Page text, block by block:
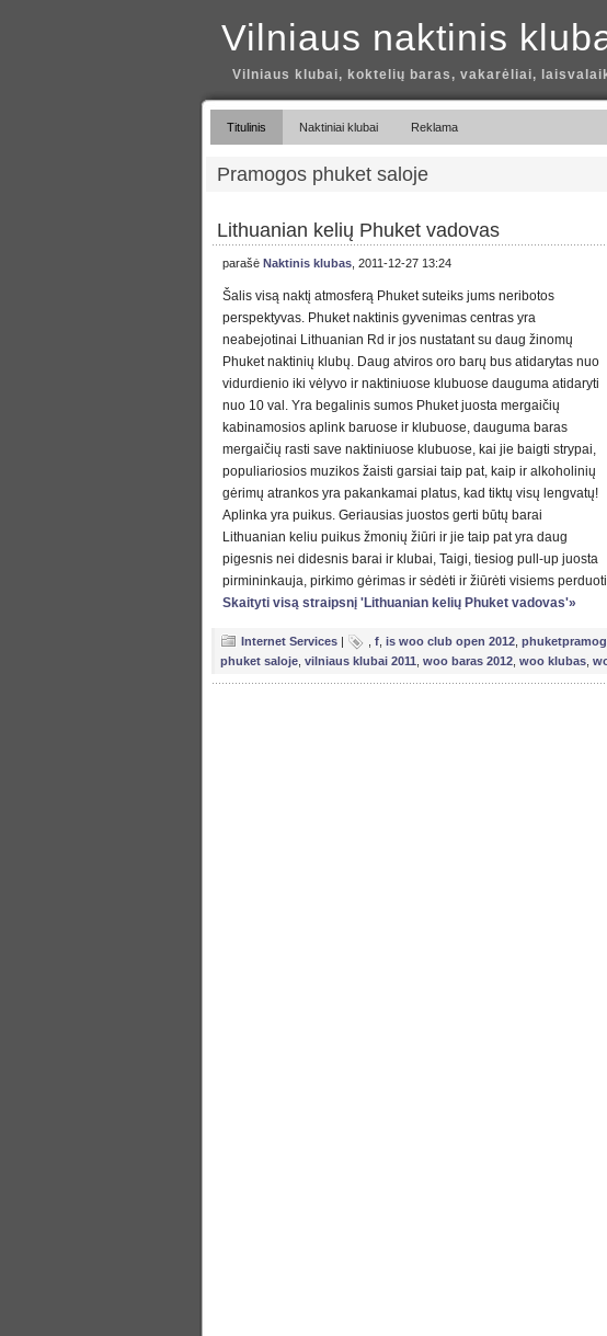
Vilniaus naktinis
Vilniaus klubai, koktelių baras, vakarėliai,
Titulinis Naktiniai klubai Reklama
Pramogos phuket saloje
Lithuanian kelių Phuket vadovas
parašė Naktinis klubas , 2011-12-27 13:24
Šalis visą naktį atmosferą Phuket suteiks jums neribotos
perspektyvas. Phuket naktinis gyvenimas centras yra
neabejotinai Lithuanian Rd ir jos nustatant su daug žinomų
Phuket naktinių klubų. Daug atviros oro barų bus atidarytas nuo
vidurdienio iki vėlyvo ir naktiniuose klubuose dauguma atidaryti
nuo 10 val. Yra begalinis sumos Phuket juosta mergaičių
kabinamosios aplink baruose ir klubuose, dauguma baras
mergaičių rasti save naktiniuose klubuose, kai jie baigti strypai,
populiariosios muzikos žaisti garsiai taip pat, kaip ir alkoholinių
gėrimų atrankos yra pakankamai platus, kad tiktų visų lengvatų!
Aplinka yra puikus. Geriausias juostos gerti būtų barai
Lithuanian keliu puikus žmonių žiūri ir jie taip pat yra daug
pigesnis nei didesnis barai ir klubai, Taigi, tiesiog pull-up juosta
pirmininkauja, pirkimo gėrimas ir sėdėti ir žiūrėti visiems
Skaityti visą straipsnį 'Lithuanian kelių Phuket vadovas'»
Internet Services | f is woo club open 2012
phuket saloje vilniaus klubai 2011 woo baras 2012 woo klubas